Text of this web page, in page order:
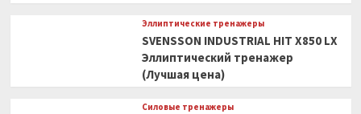
Эллиптические тренажеры
SVENSSON INDUSTRIAL HIT X850 LX
Эллиптический тренажер
(Лучшая цена)
Силовые тренажеры